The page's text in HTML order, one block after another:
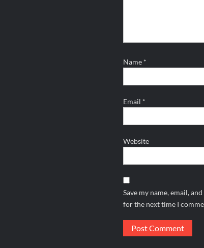
Name *
Email *
Website
Save my name, email,
for the next time I